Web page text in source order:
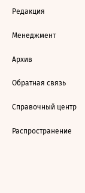
Редакция
Менеджмент
Архив
Обратная связь
Справочный центр
Распространение